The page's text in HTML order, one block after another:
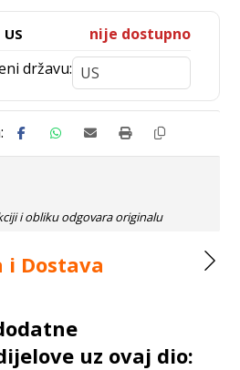
US
nije dostupno
državu:
i Dostava
uz ovaj dio: